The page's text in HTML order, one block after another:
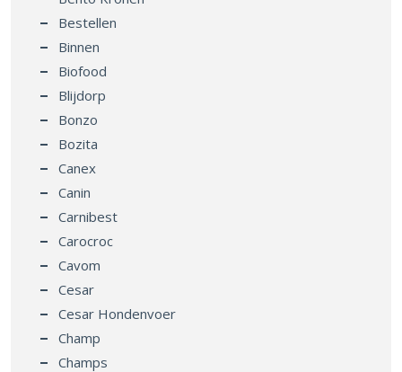
Bestellen
Binnen
Biofood
Blijdorp
Bonzo
Bozita
Canex
Canin
Carnibest
Carocroc
Cavom
Cesar
Cesar Hondenvoer
Champ
Champs